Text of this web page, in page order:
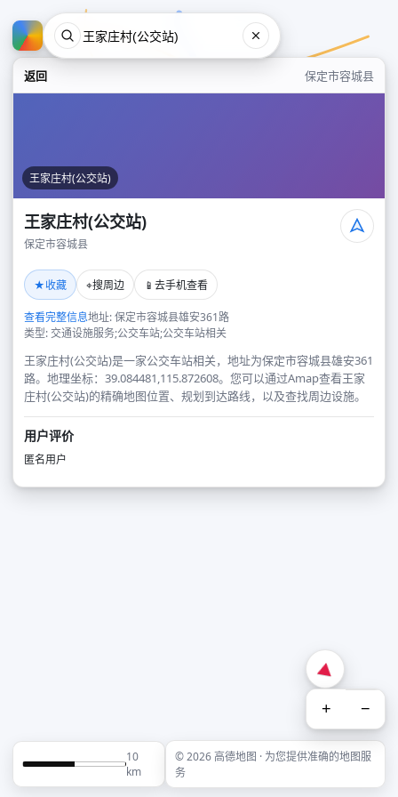
返回 保定市容城县
王家庄村(公交站)
王家庄村(公交站)
保定市容城县
★收藏 ⌖搜周边 📱 去手机查看
查看完整信息地址: 保定市容城县雄安361路
类型: 交通设施服务;公交车站;公交车站相关
王家庄村(公交站)是一家公交车站相关，地址为保定市容城县雄安361
路。地理坐标：39.084481,115.872608。您可以通过Amap查看王家
庄村(公交站)的精确地图位置、规划到达路线，以及查找周边设施。
用户评价
匿名用户
+ −
10
km
© 2026 高德地图 · 为您提供准确的地图服
务